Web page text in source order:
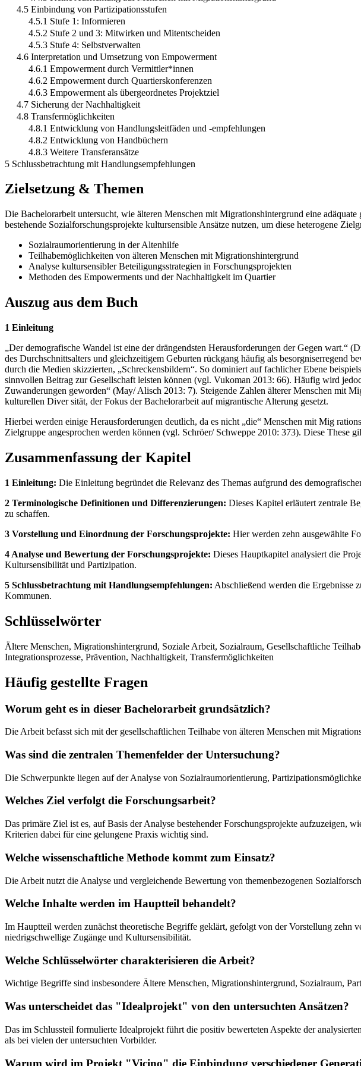
4.5 Einbindung von Partizipationsstufen
4.5.1 Stufe 1: Informieren
4.5.2 Stufe 2 und 3: Mitwirken und Mitentscheiden
4.5.3 Stufe 4: Selbstverwalten
4.6 Interpretation und Umsetzung von Empowerment
4.6.1 Empowerment durch Vermittler*innen
4.6.2 Empowerment durch Quartierskonferenzen
4.6.3 Empowerment als übergeordnetes Projektziel
4.7 Sicherung der Nachhaltigkeit
4.8 Transfermöglichkeiten
4.8.1 Entwicklung von Handlungsleitfäden und -empfehlungen
4.8.2 Entwicklung von Handbüchern
4.8.3 Weitere Transferansätze
5 Schlussbetrachtung mit Handlungsempfehlungen
Zielsetzung & Themen
Die Bachelorarbeit untersucht, wie älteren Menschen mit Migrationshintergrund eine
bestehende Sozialforschungsprojekte kultursensible Ansätze nutzen, um diese heterogene
Sozialraumorientierung in der Altenhilfe
Teilhabemöglichkeiten von älteren Menschen mit Migrationshintergrund
Analyse kultursensibler Beteiligungsstrategien in Forschungsprojekten
Methoden des Empowerments und der Nachhaltigkeit im Quartier
Auszug aus dem Buch
1 Einleitung
„Der demografische Wandel ist eine der drängendsten Herausforderungen der Gegen
des Durchschnittsalters und gleichzeitigem Geburten rückgang häufig als besorgniserregend
durch die Medien skizzierten, „Schreckensbildern“. So dominiert auf fachlicher Ebene
sinnvollen Beitrag zur Gesellschaft leisten können (vgl. Vukoman 2013: 66). Häufig wird
Zuwanderungen geworden“ (May/ Alisch 2013: 7). Steigende Zahlen älterer Menschen mit
kulturellen Diver sität, der Fokus der Bachelorarbeit auf migrantische Alterung gesetzt.
Hierbei werden einige Herausforderungen deutlich, da es nicht „die“ Menschen mit Mig
Zielgruppe angesprochen werden können (vgl. Schröer/ Schweppe 2010: 373). Diese These
Zusammenfassung der Kapitel
1 Einleitung: Die Einleitung begründet die Relevanz des Themas aufgrund des
2 Terminologische Definitionen und Differenzierungen: Dieses Kapitel erläutert zentrale
zu schaffen.
3 Vorstellung und Einordnung der Forschungsprojekte: Hier werden zehn ausgewählte
4 Analyse und Bewertung der Forschungsprojekte: Dieses Hauptkapitel analysiert die
Kultursensibilität und Partizipation.
5 Schlussbetrachtung mit Handlungsempfehlungen: Abschließend werden die Ergebnisse
Kommunen.
Schlüsselwörter
Ältere Menschen, Migrationshintergrund, Soziale Arbeit, Sozialraum, Gesellschaftliche
Integrationsprozesse, Prävention, Nachhaltigkeit, Transfermöglichkeiten
Häufig gestellte Fragen
Worum geht es in dieser Bachelorarbeit grundsätzlich?
Die Arbeit befasst sich mit der gesellschaftlichen Teilhabe von älteren Menschen mit
Was sind die zentralen Themenfelder der Untersuchung?
Die Schwerpunkte liegen auf der Analyse von Sozialraumorientierung,
Welches Ziel verfolgt die Forschungsarbeit?
Das primäre Ziel ist es, auf Basis der Analyse bestehender Forschungsprojekte aufzuzeigen,
Kriterien dabei für eine gelungene Praxis wichtig sind.
Welche wissenschaftliche Methode kommt zum Einsatz?
Die Arbeit nutzt die Analyse und vergleichende Bewertung von themenbezogenen
Welche Inhalte werden im Hauptteil behandelt?
Im Hauptteil werden zunächst theoretische Begriffe geklärt, gefolgt von der Vorstellung zehn
niedrigschwellige Zugänge und Kultursensibilität.
Welche Schlüsselwörter charakterisieren die Arbeit?
Wichtige Begriffe sind insbesondere Ältere Menschen, Migrationshintergrund, Sozialraum,
Was unterscheidet das "Idealprojekt" von den untersuchten Ansätzen?
Das im Schlussteil formulierte Idealprojekt führt die positiv bewerteten Aspekte der
als bei vielen der untersuchten Vorbilder.
Warum wird im Projekt "Vicino" die Einbindung verschiedener